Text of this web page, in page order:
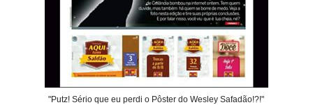
"Putz! Sério que eu perdi o Pôster do Wesley Safadão!?!"